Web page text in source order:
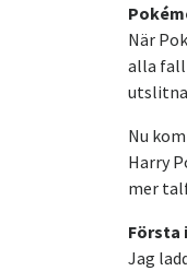
När
alla fall
utslitna
Nu
Harry
mer
Första
Jag